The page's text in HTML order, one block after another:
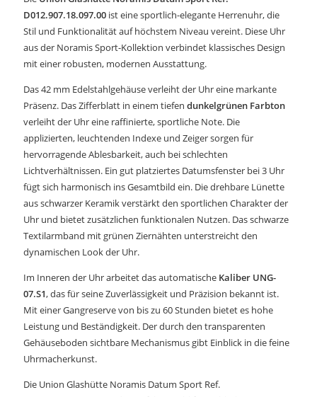
D012.907.18.097.00 ist eine sportlich-elegante Herrenuhr, die
Stil und Funktionalität auf höchstem Niveau vereint. Diese Uhr
aus der Noramis Sport-Kollektion verbindet klassisches Design
mit einer robusten, modernen Ausstattung.
Das 42 mm Edelstahlgehäuse verleiht der Uhr eine markante
Präsenz. Das Zifferblatt in einem tiefendunkelgrünen Farbton
verleiht der Uhr eine raffinierte, sportliche Note. Die
applizierten, leuchtenden Indexe und Zeiger sorgen für
hervorragende Ablesbarkeit, auch bei schlechten
Lichtverhältnissen. Ein gut platziertes Datumsfenster bei 3 Uhr
fügt sich harmonisch ins Gesamtbild ein. Die drehbare Lünette
aus schwarzer Keramik verstärkt den sportlichen Charakter der
Uhr und bietet zusätzlichen funktionalen Nutzen. Das schwarze
Textilarmband mit grünen Ziernähten unterstreicht den
dynamischen Look der Uhr.
Im Inneren der Uhr arbeitet das automatische Kaliber UNG-
07.S1, das für seine Zuverlässigkeit und Präzision bekannt ist.
Mit einer Gangreserve von bis zu 60 Stunden bietet es hohe
Leistung und Beständigkeit. Der durch den transparenten
Gehäuseboden sichtbare Mechanismus gibt Einblick in die feine
Uhrmacherkunst.
Die Union Glashütte Noramis Datum Sport Ref.